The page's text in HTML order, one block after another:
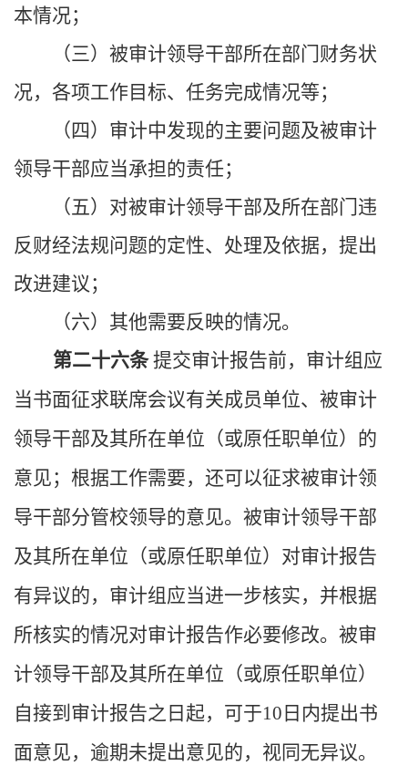
本情况；
（三）被审计领导干部所在部门财务状
况，各项工作目标、任务完成情况等；
（四）审计中发现的主要问题及被审计
领导干部应当承担的责任；
（五）对被审计领导干部及所在部门违
反财经法规问题的定性、处理及依据，提出
改进建议；
（六）其他需要反映的情况。
第二十六条提交审计报告前，审计组应
当书面征求联席会议有关成员单位、被审计
领导干部及其所在单位（或原任职单位）的
意见；根据工作需要，还可以征求被审计领
导干部分管校领导的意见。被审计领导干部
及其所在单位（或原任职单位）对审计报告
有异议的，审计组应当进一步核实，并根据
所核实的情况对审计报告作必要修改。被审
计领导干部及其所在单位（或原任职单位）
自接到审计报告之日起，可于10 日内提出书
面意见，逾期未提出意见的，视同无异议。